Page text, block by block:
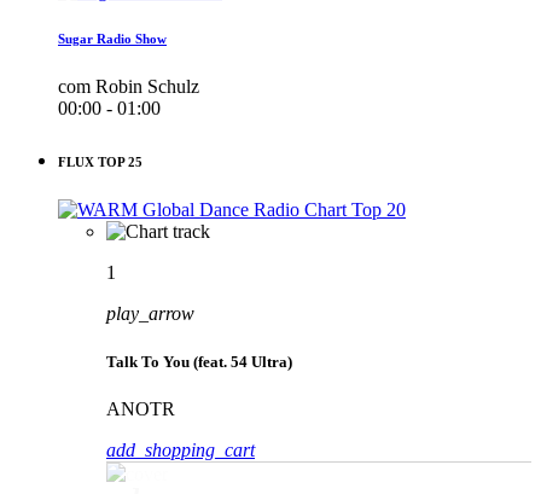
Sugar Radio Show
com Robin Schulz
00:00 - 01:00
FLUX TOP 25
1
play_arrow
Talk To You (feat. 54 Ultra)
ANOTR
add_shopping_cart